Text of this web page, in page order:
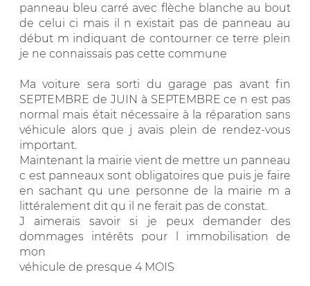
panneau bleu carré avec flèche blanche au bout
de celui ci mais il n existait pas de panneau au
début m indiquant de contourner ce terre plein
je ne connaissais pas cette commune
Ma voiture sera sorti du garage pas avant fin
SEPTEMBRE de JUIN à SEPTEMBRE ce n est pas
normal mais était nécessaire à la réparation sans
véhicule alors que j avais plein de rendez-vous
important.
Maintenant la mairie vient de mettre un panneau
c est panneaux sont obligatoires que puis je faire
en sachant qu une personne de la mairie m a
littéralement dit qu il ne ferait pas de constat.
J aimerais savoir si je peux demander des
dommages intérêts pour l immobilisation de
mon
véhicule de presque 4 MOIS